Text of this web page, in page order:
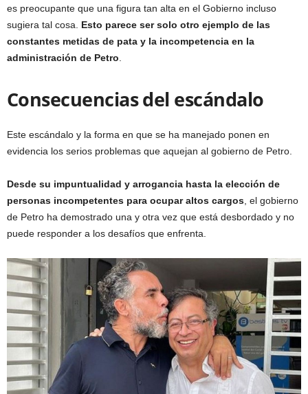
es preocupante que una figura tan alta en el Gobierno incluso
sugiera tal cosa. Esto parece ser solo otro ejemplo de las
constantes metidas de pata y la incompetencia en la
administración de Petro
Consecuencias del escándalo
Este escándalo y la forma en que se ha manejado ponen en
evidencia los serios problemas que aquejan al gobierno de Petro.
Desde su impuntualidad y arrogancia hasta la elección de
personas incompetentes para ocupar altos cargos , el gobierno
de Petro ha demostrado una y otra vez que está desbordado y no
puede responder a los desafíos que enfrenta.